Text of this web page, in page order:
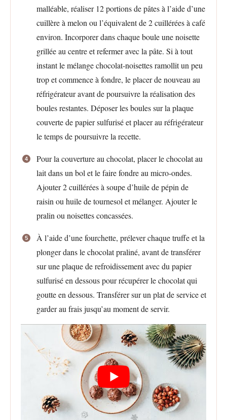
malléable, réaliser 12 portions de pâtes à l’aide d’une
cuillère à melon ou l’équivalent de 2 cuillérées à café
environ. Incorporer dans chaque boule une noisette
grillée au centre et refermer avec la pâte. Si à tout
instant le mélange chocolat-noisettes ramollit un peu
trop et commence à fondre, le placer de nouveau au
réfrigérateur avant de poursuivre la réalisation des
boules restantes. Déposer les boules sur la plaque
couverte de papier sulfurisé et placer au réfrigérateur
le temps de poursuivre la recette.
Pour la couverture au chocolat, placer le chocolat au
lait dans un bol et le faire fondre au micro-ondes.
Ajouter 2 cuillérées à soupe d’huile de pépin de
raisin ou huile de tournesol et mélanger. Ajouter le
pralin ou noisettes concassées.
À l’aide d’une fourchette, prélever chaque truffe et la
plonger dans le chocolat praliné, avant de transférer
sur une plaque de refroidissement avec du papier
sulfurisé en dessous pour récupérer le chocolat qui
goutte en dessous. Transférer sur un plat de service et
garder au frais jusqu’au moment de servir.